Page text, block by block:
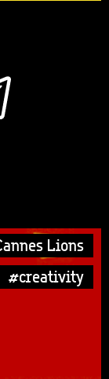
Lions
#creativity